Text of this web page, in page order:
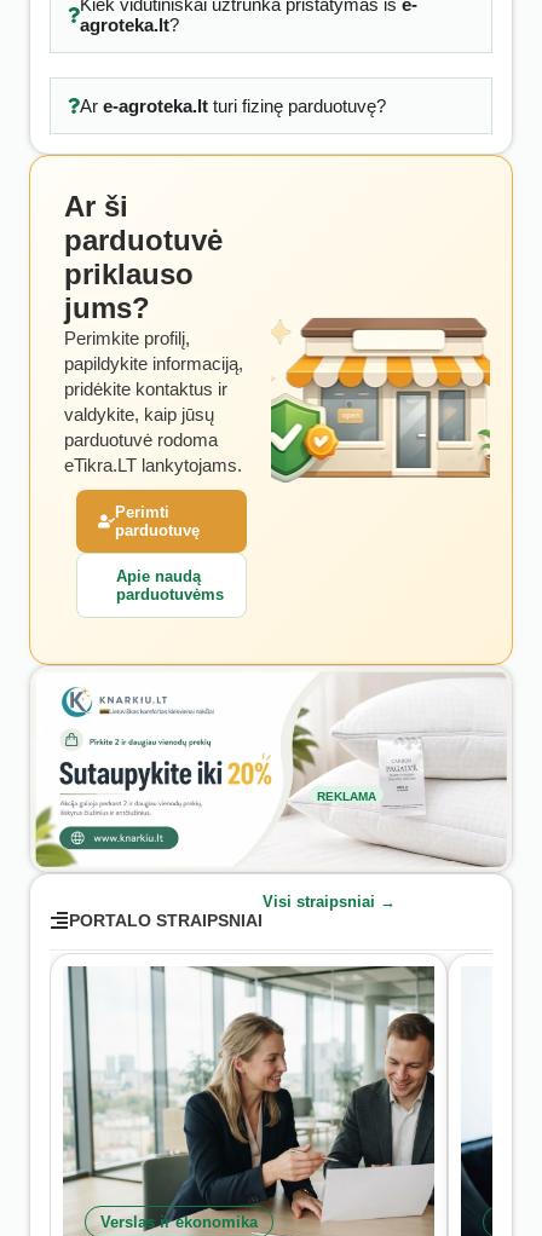
Kiek vidutiniškai užtrunka pristatymas iš e-
agroteka.lt?
Ar e-agroteka.ltturi fizinę parduotuvę?
Ar ši
parduotuvė
priklauso
jums?
Perimkite profilį,
papildykite informaciją,
pridėkite kontaktus ir
valdykite, kaip jūsų
parduotuvė rodoma
eTikra.LT lankytojams.
Perimti
parduotuvę
Apie naudą
parduotuvėms
REKLAMA
PORTALO STRAIPSNIAI
Visi straipsniai →
Verslas ir ekonomika